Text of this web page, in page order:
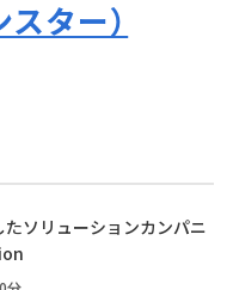
ター）
ソリューションカンパニ